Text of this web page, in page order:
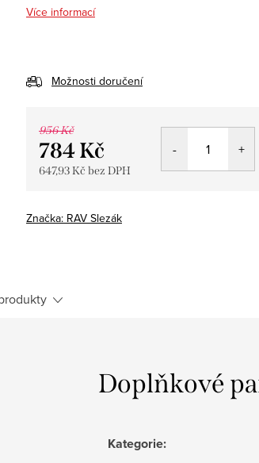
Více informací
Možnosti doručení
956 Kč
784 Kč
647,93 Kč bez DPH
Značka: RAV Slezák
Doplňkové
Kategorie: